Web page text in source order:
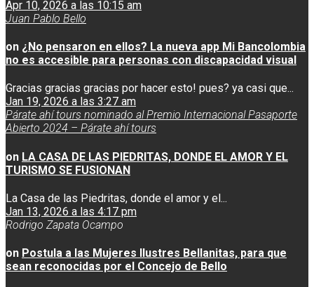
Apr 10, 2026 a las 10:15 am
Juan Pablo Bello
on ¿No pensaron en ellos? La nueva app Mi Bancolombia
no es accesible para personas con discapacidad visual
Gracias gracias gracias por hacer esto! pues? ya casi que...
Jan 19, 2026 a las 3:27 am
Párate ahí tours nominado al Premio Internacional Pasaporte
Abierto 2024 – Párate ahí tours
on LA CASA DE LAS PIEDRITAS, DONDE EL AMOR Y EL
TURISMO SE FUSIONAN
La Casa de las Piedritas, donde el amor y el...
Jan 13, 2026 a las 4:17 pm
Rodrigo Zapata Ocampo
on Postula a las Mujeres Ilustres Bellanitas, para que
sean reconocidas por el Concejo de Bello